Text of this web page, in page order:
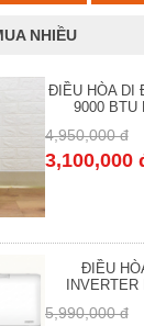
NHIỀU
ĐIỀU HÒA DI
9000 BTU
4,950,000 đ
3,100,000
ĐIỀU
5,990,000 đ